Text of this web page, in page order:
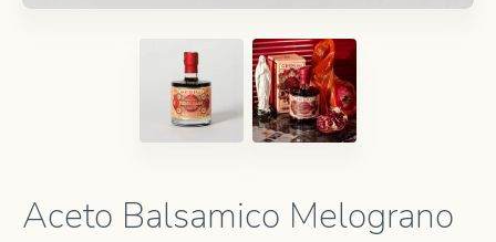
Aceto Balsamico Melograno